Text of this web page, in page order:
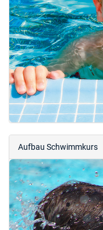
Aufbau Schwimmkurs